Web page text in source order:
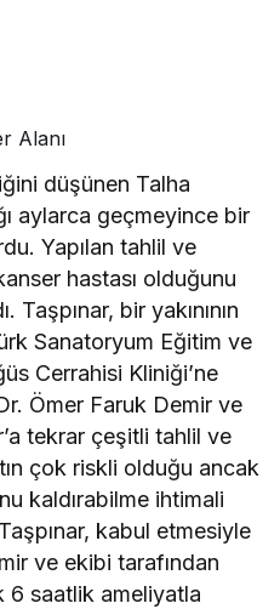
Alanı
düşünen Talha
aylarca geçmeyince bir
Yapılan tahlil ve
hastası olduğunu
bir yakınının
Sanatoryum Eğitim ve
Cerrahisi Kliniği’ne
Ömer Faruk Demir ve
tekrar çeşitli tahlil ve
çok riskli olduğu ancak
kaldırabilme ihtimali
kabul etmesiyle
ve ekibi tarafından
6 saatlik ameliyatla